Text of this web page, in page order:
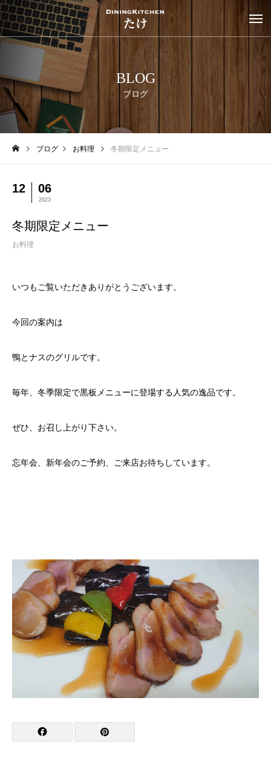
BLOG
ブログ
ブログ お料理 冬期限定メニュー
12 06
2023
冬期限定メニュー
お料理
いつもご覧いただきありがとうございます。
今回の案内は
鴨とナスのグリルです。
毎年、冬季限定で黒板メニューに登場する人気の逸品です。
ぜひ、お召し上がり下さい。
忘年会、新年会のご予約、ご来店お待ちしています。